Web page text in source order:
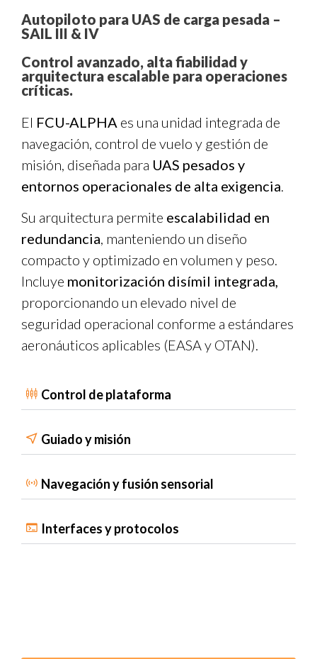
Autopiloto para UAS de carga pesada –
SAIL III & IV
Control avanzado, alta fiabilidad y
arquitectura escalable para operaciones
críticas.
El FCU-ALPHA es una unidad integrada de
navegación, control de vuelo y gestión de
misión, diseñada para UAS pesados y
entornos operacionales de alta exigencia
Su arquitectura permite escalabilidad en
redundancia, manteniendo un diseño
compacto y optimizado en volumen y peso.
Incluye monitorización disímil integrada,
proporcionando un elevado nivel de
seguridad operacional conforme a estándares
aeronáuticos aplicables (EASA y OTAN).
Control de plataforma
Guiado y misión
Navegación y fusión sensorial
Interfaces y protocolos